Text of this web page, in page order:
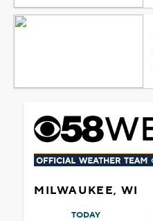
MILWAUKEE, WI
TODAY